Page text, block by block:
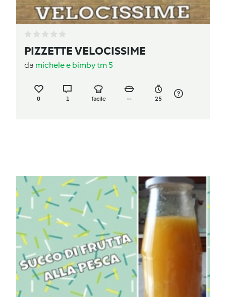
PIZZETTE VELOCISSIME
da michele e bimby tm 5
0 1 facile -- 25